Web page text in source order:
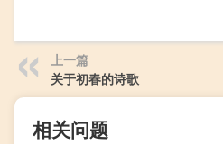
上一篇
关于初春的诗歌
相关问题